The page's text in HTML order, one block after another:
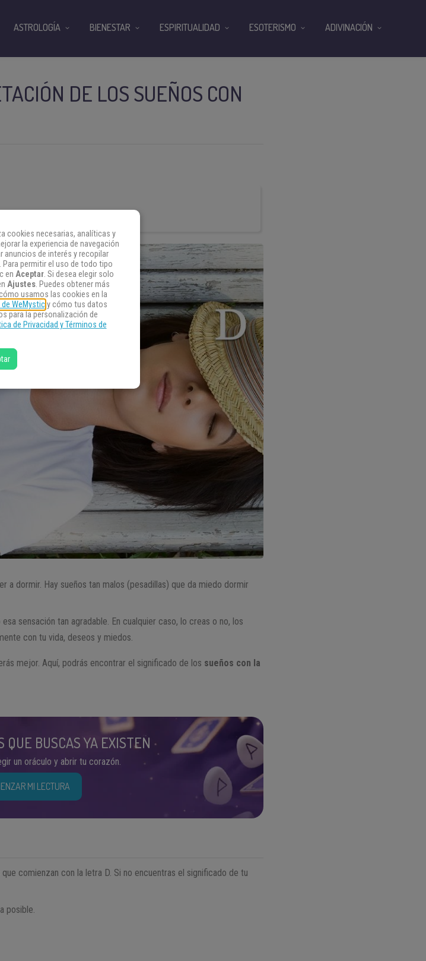
DE LOS SUEÑOS CON
a dormir. Hay sueños tan malos (pesadillas) que da miedo dormir
sensación tan agradable. En cualquier caso, lo creas o no, los
con tu vida, deseos y miedos.
mejor. Aquí, podrás encontrar el significado de los sueños con la
QUE BUSCAS YA EXISTEN
un oráculo y abrir tu corazón.
MI LECTURA
comienzan con la letra D. Si no encuentras el significado de tu
posible.
ASTROLOGÍA BIENESTAR ESPIRITUALIDAD ESOTERISMO ADIVINACIÓN
cookies necesarias, analíticas y
la experiencia de navegación
anuncios de interés y recopilar
permitir el uso de todo tipo
en Aceptar. Si desea elegir solo
Ajustes. Puedes obtener más
usamos las cookies en la
WeMysticy cómo tus datos
para la personalización de
de Privacidad y Términos de